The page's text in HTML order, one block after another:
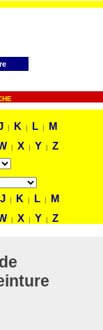
| K | L |
M
| X | Y | Z
J | K | L |
M
| X | Y | Z